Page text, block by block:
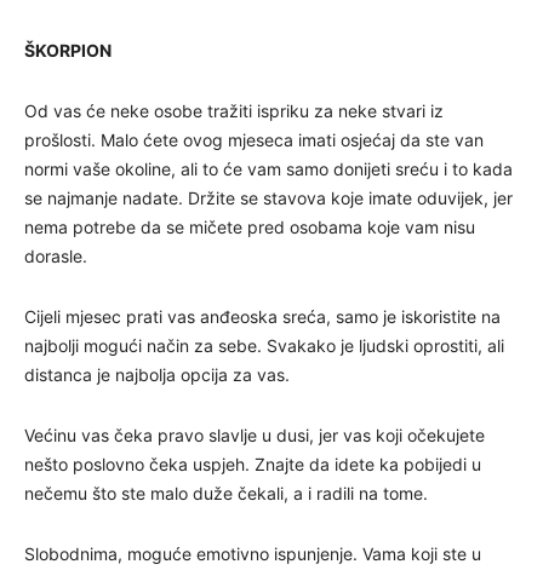
ŠKORPION
Od vas će neke osobe tražiti ispriku za neke stvari iz
prošlosti. Malo ćete ovog mjeseca imati osjećaj da ste van
normi vaše okoline, ali to će vam samo donijeti sreću i to kada
se najmanje nadate. Držite se stavova koje imate oduvijek, jer
nema potrebe da se mičete pred osobama koje vam nisu
dorasle.
Cijeli mjesec prati vas anđeoska sreća, samo je iskoristite na
najbolji mogući način za sebe. Svakako je ljudski oprostiti, ali
distanca je najbolja opcija za vas.
Većinu vas čeka pravo slavlje u dusi, jer vas koji očekujete
nešto poslovno čeka uspjeh. Znajte da idete ka pobijedi u
nečemu što ste malo duže čekali, a i radili na tome.
Slobodnima, moguće emotivno ispunjenje. Vama koji ste u